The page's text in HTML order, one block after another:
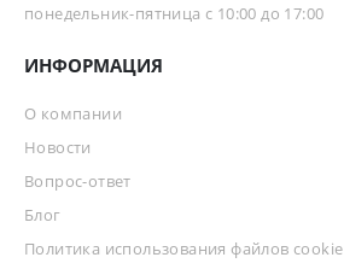
понедельник-пятница с 10:00 до 17:00
ИНФОРМАЦИЯ
О компании
Новости
Вопрос-ответ
Блог
Политика использования файлов cookie